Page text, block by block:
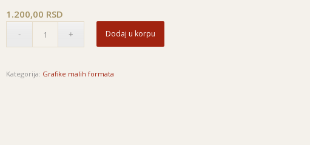
1.200,00 RSD
Dodaj u korpu
Kategorija: Grafike malih formata